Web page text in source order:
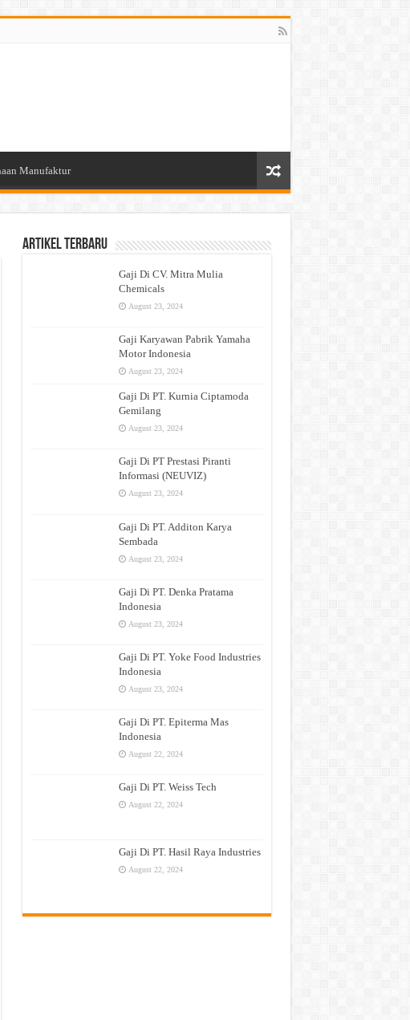
Manufaktur
Artikel Terbaru
Gaji Di CV. Mitra Mulia
Chemicals
August 23, 2024
Gaji Karyawan Pabrik Yamaha
Motor Indonesia
August 23, 2024
Gaji Di PT. Kurnia Ciptamoda
Gemilang
August 23, 2024
Gaji Di PT Prestasi Piranti
Informasi (NEUVIZ)
August 23, 2024
Gaji Di PT. Additon Karya
Sembada
August 23, 2024
Gaji Di PT. Denka Pratama
Indonesia
August 23, 2024
Gaji Di PT. Yoke Food Industries
Indonesia
August 23, 2024
Gaji Di PT. Epiterma Mas
Indonesia
August 22, 2024
Gaji Di PT. Weiss Tech
August 22, 2024
Gaji Di PT. Hasil Raya Industries
August 22, 2024